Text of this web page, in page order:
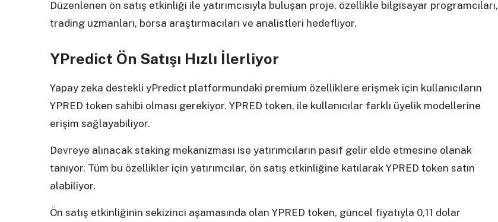
Düzenlenen ön satış etkinliği ile yatırımcısıyla buluşan proje, özellikle bilgisayar programcıları,
trading uzmanları, borsa araştırmacıları ve analistleri hedefliyor.
YPredict Ön Satışı Hızlı İlerliyor
Yapay zeka destekli yPredict platformundaki premium özelliklere erişmek için kullanıcıların
YPRED token sahibi olması gerekiyor. YPRED token, ile kullanıcılar farklı üyelik modellerine
erişim sağlayabiliyor.
Devreye alınacak staking mekanizması ise yatırımcıların pasif gelir elde etmesine olanak
tanıyor. Tüm bu özellikler için yatırımcılar, ön satış etkinliğine katılarak YPRED token satın
alabiliyor.
Ön satış etkinliğinin sekizinci aşamasında olan YPRED token, güncel fiyatıyla 0,11 dolar